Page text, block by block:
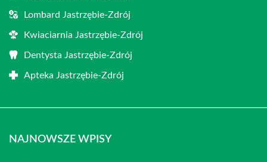
Lombard Jastrzębie-Zdrój
Kwiaciarnia Jastrzębie-Zdrój
Dentysta Jastrzębie-Zdrój
Apteka Jastrzębie-Zdrój
NAJNOWSZE WPISY